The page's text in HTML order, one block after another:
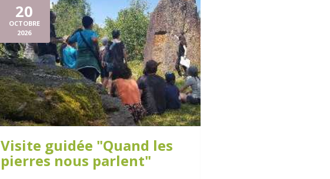
20
OCTOBRE
2026
Visite guidée "Quand les
pierres nous parlent"